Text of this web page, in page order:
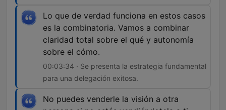
Lo que de verdad funciona en estos casos
es la combinatoria. Vamos a combinar
claridad total sobre el qué y autonomía
sobre el cómo.
00:03:34 · Se presenta la estrategia fundamental
para una delegación exitosa.
No puedes venderle la visión a otra